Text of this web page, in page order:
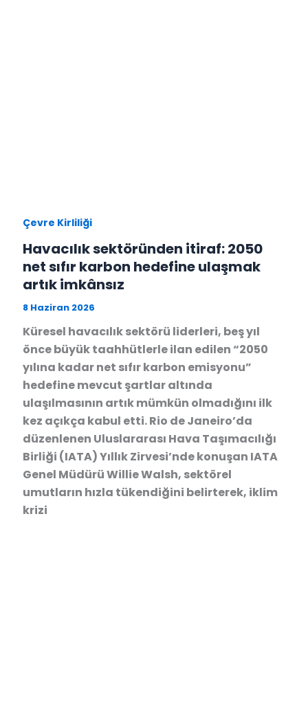
Çevre Kirliliği
Havacılık sektöründen itiraf: 2050
net sıfır karbon hedefine ulaşmak
artık imkânsız
8 Haziran 2026
Küresel havacılık sektörü liderleri, beş yıl
önce büyük taahhütlerle ilan edilen “2050
yılına kadar net sıfır karbon emisyonu”
hedefine mevcut şartlar altında
ulaşılmasının artık mümkün olmadığını ilk
kez açıkça kabul etti. Rio de Janeiro’da
düzenlenen Uluslararası Hava Taşımacılığı
Birliği (IATA) Yıllık Zirvesi’nde konuşan IATA
Genel Müdürü Willie Walsh, sektörel
umutların hızla tükendiğini belirterek, iklim
krizi